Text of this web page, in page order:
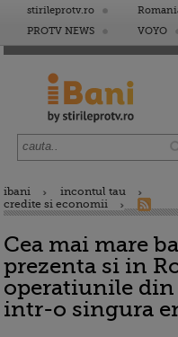
stirileprotv.ro
PROTV NEWS
VOYO
ibani
incontul tau
credite si economii
Cea mai mare
prezenta si in
operatiunile din
intr-o singura